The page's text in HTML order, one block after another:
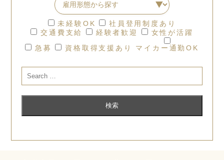
未経験OK
社員登用制度あり
交通費支給
経験者歓迎
女性が活躍
急募
資格取得支援あり マイカー通勤OK